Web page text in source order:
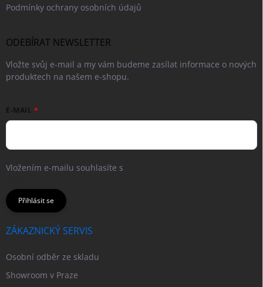
Podmínky ochrany osobních údajů
ODEBÍRAT NEWSLETTER
Vložte svůj e-mail a my vám budeme zasílat informace o nových
produktech na našem e-shopu.
E-MAIL
Vložením e-mailu souhlasíte s
Přihlásit se
ZÁKAZNICKÝ SERVIS
Osobní odběr ze skladu
Showroom v Praze